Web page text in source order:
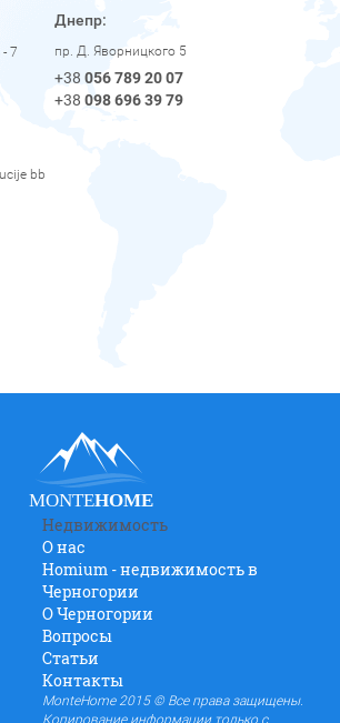
7
Днепр:
пр. Д. Яворницкого 5
+38 056 789 20 07
+38 098 696 39 79
bb
MONTEHOME
Недвижимость
О нас
Homium - недвижимость в
Черногории
O Черногории
Вопросы
Статьи
Контакты
MonteHome 2015 © Все права защищены.